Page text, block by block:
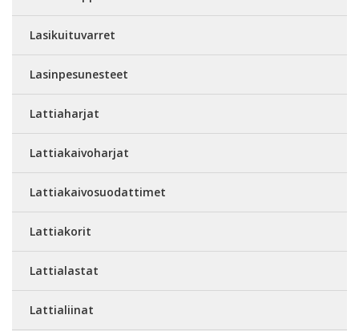
Lasikuituvarret
Lasinpesunesteet
Lattiaharjat
Lattiakaivoharjat
Lattiakaivosuodattimet
Lattiakorit
Lattialastat
Lattialiinat